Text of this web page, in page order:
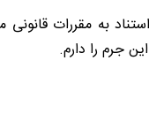
و همچنین با استناد به
جرم را دارم.